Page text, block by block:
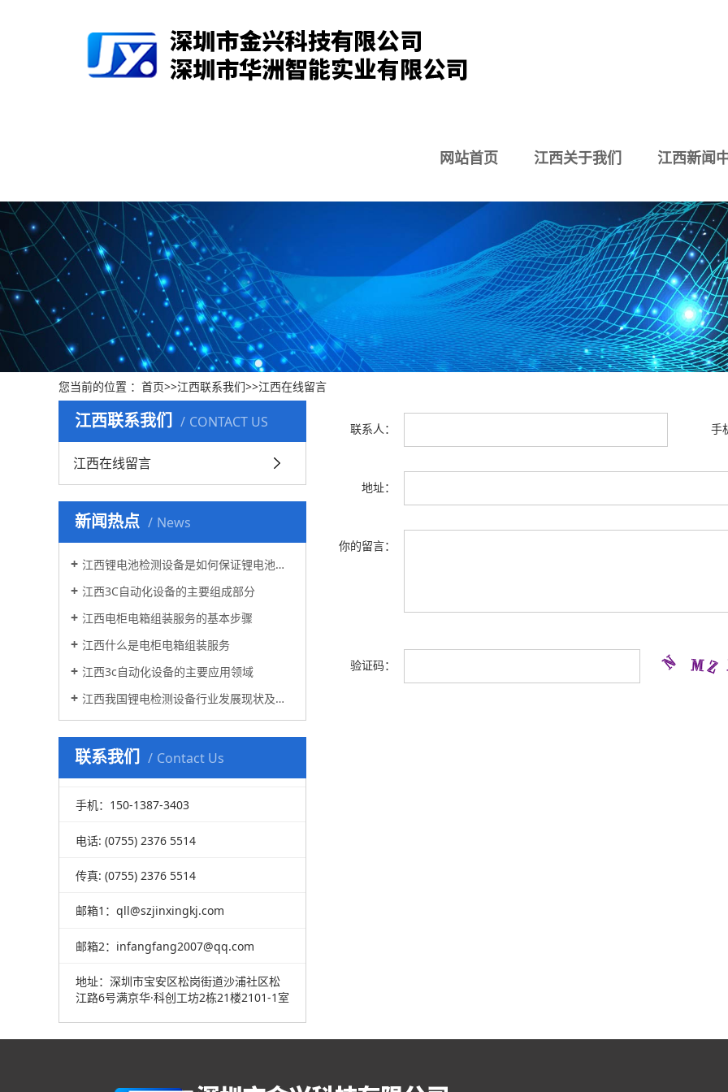
网站首页 江西关于我们 江西新闻
您当前的位置 ： 首页>>江西联系我们>>江西在线留言
江西联系我们 CONTACT US
江西在线留言
新闻热点 News
江西锂电池检测设备是如何保证锂电池的安全性和质量的?
江西3C自动化设备的主要组成部分
江西电柜电箱组装服务的基本步骤
江西什么是电柜电箱组装服务
江西3c自动化设备的主要应用领域
江西我国锂电检测设备行业发展现状及方向
联系我们 Contact Us
手机：150-1387-3403
电话: (0755) 2376 5514
传真: (0755) 2376 5514
邮箱1：qll@szjinxingkj.com
邮箱2： infangfang2007@qq.com
地址：深圳市宝安区松岗街道沙浦社区松
江路6号满京华·科创工坊2栋21楼2101-1室
联系人： 手
地址：
你的留言：
验证码：